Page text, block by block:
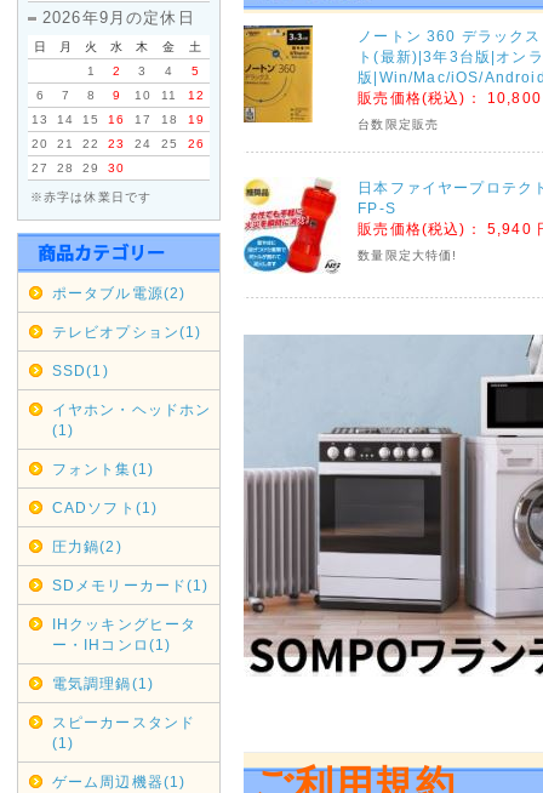
2026年9月の定休日
日 月 火 水 木 金
土
1
2 3 4
5
6
7 8 9 10 11
12
13
14 15 16 17 18
19
20
21 22 23 24 25
26
27
28 29 30
※赤字は休業日です
ポータブル電源(2)
テレビオプション(1)
SSD(1)
イヤホン・ヘッドホン
(1)
フォント集(1)
CADソフト(1)
圧力鍋(2)
SDメモリーカード(1)
IHクッキングヒータ
ー・IHコンロ(1)
電気調理鍋(1)
スピーカースタンド
(1)
ゲーム周辺機器(1)
2021年01月11日
佐川急便一部地域配
天候不良による配送の
地域で発送遅延・停止
さいませ。
2020年09月04日
ヤマトホームコンビニ
絡がございましたので
ヤマトホームコンビニ
※大型・超大型商品対象
宮城県・鹿児島県全域
佐賀県・大分県・熊本
福岡県・長崎県 全域
佐川急便の集荷・配達
ノートン 360 デラック
ト(最新)|3年3台版|オン
版|Win/Mac/iOS/
販売価格(税込)：
台数限定販売
日本ファイヤープロテク
FP-S
販売価格(税込)： 5,940
数量限定大特価!